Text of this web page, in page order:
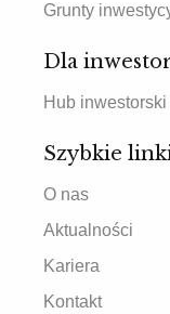
Grunty
Dla
Hub inwestorski
Szybkie
O nas
Aktualności
Kariera
Kontakt